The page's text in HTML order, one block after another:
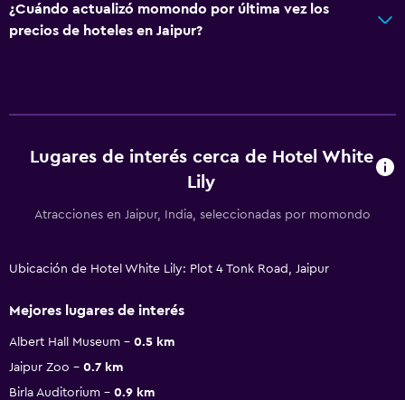
¿Cuándo actualizó momondo por última vez los
precios de hoteles en Jaipur?
Lugares de interés cerca de Hotel White
Lily
Atracciones en Jaipur, India, seleccionadas por momondo
Ubicación de Hotel White Lily: Plot 4 Tonk Road, Jaipur
Mejores lugares de interés
Albert Hall Museum
0.5 km
Jaipur Zoo
0.7 km
Birla Auditorium
0.9 km